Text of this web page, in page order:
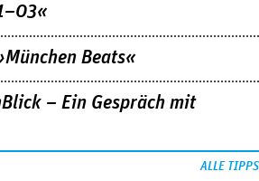
Beats«
– Ein Gespräch mit
ALLE TIPPS